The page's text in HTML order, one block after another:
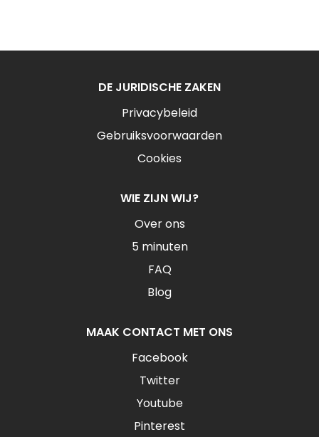
DE JURIDISCHE ZAKEN
Privacybeleid
Gebruiksvoorwaarden
Cookies
WIE ZIJN WIJ?
Over ons
5 minuten
FAQ
Blog
MAAK CONTACT MET ONS
Facebook
Twitter
Youtube
Pinterest